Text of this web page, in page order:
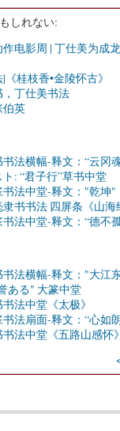
しれない:
电影周 | 丁仕美为成
桂枝香•金陵怀古》
丁仕美书法
伯英
法横幅-释文：“云冈
: “君子行”草书中堂
法中堂-释文："乾坤"
书书法 四屏条《山海
法中堂-释文：“德不
法横幅-释文："大江
ある" 大篆中堂
法中堂《太极》
法扇面-释文：“心如
法中堂《五路山感怀》